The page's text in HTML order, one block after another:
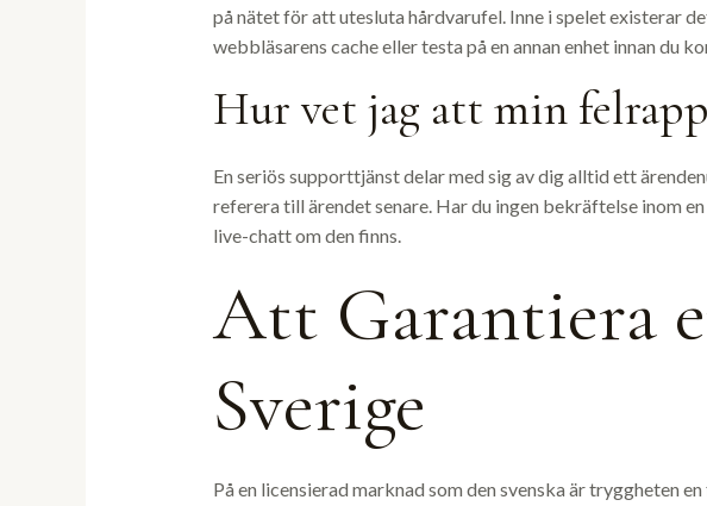
på nätet för att utesluta hårdvarufel. Inne i spelet existerar
webbläsarens cache eller testa på en annan enhet innan du
Hur vet jag att min
En seriös supporttjänst delar med sig av dig alltid ett
referera till ärendet senare. Har du ingen bekräftelse inom
live-chatt om den finns.
Att Garantiera
Sverige
På en licensierad marknad som den svenska är tryggheten